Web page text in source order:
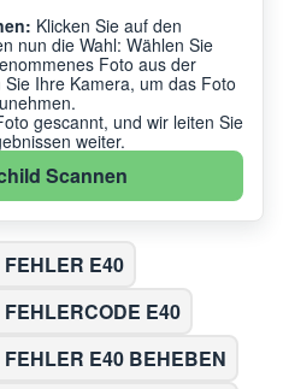
Klicken Sie auf den
nun die Wahl: Wählen Sie
Foto aus der
Ihre Kamera, um das Foto
gescannt, und wir leiten Sie
weiter.
Scannen
E40
E40
E40 BEHEBEN